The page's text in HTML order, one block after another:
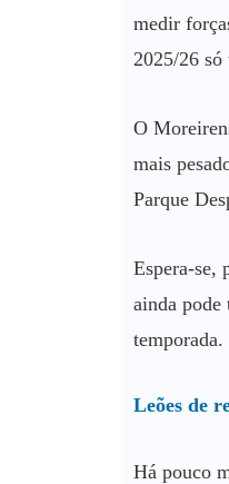
medir
2025/26
O
mais
Parque
Espera-se,
ainda pode
temporada.
Leões de
Há pouco